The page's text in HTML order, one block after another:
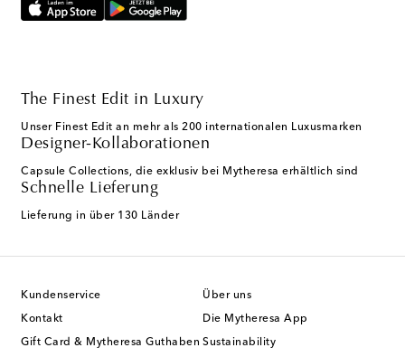
The Finest Edit in Luxury
Unser Finest Edit an mehr als 200 internationalen Luxusmarken
Designer-Kollaborationen
Capsule Collections, die exklusiv bei Mytheresa erhältlich sind
Schnelle Lieferung
Lieferung in über 130 Länder
Kundenservice
Kontakt
Gift Card & Mytheresa Guthaben
Über uns
Die Mytheresa App
Sustainability